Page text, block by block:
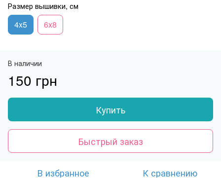
Размер вышивки, см
4x5 6x8
В наличии
150 грн
Купить
Быстрый заказ
В избранное К сравнению